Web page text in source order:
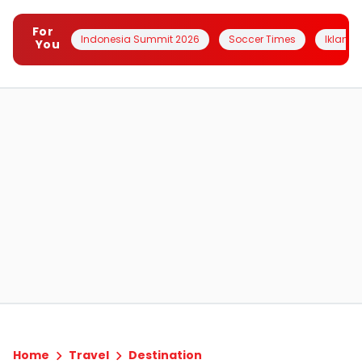
For
You
Indonesia Summit 2026 Soccer Times Iklanin
Home Travel Destination